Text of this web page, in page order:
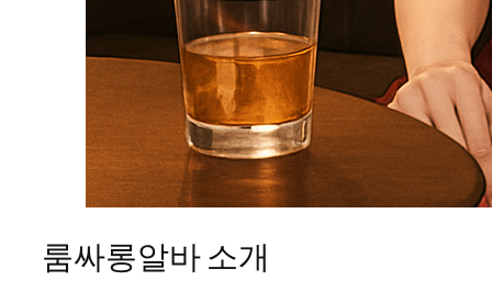
룸싸롱알바 소개